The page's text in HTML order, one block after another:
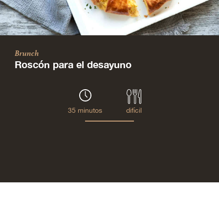
Brunch
Roscón para el desayuno
35 minutos difícil